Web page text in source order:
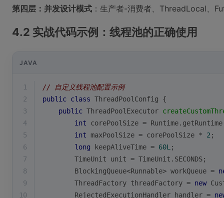
第四层：并发设计模式 ：生产者-消费者、ThreadLocal、
4.2 实战代码示例：线程池的正确使用
JAVA
1
// 自定义线程池配置示例
2
public class ThreadPoolConfig
{
3
public ThreadPoolExecutor
4
int corePoolSize =
5
int maxPoolSize = corePoolSize * 2 ;
6
long keepAliveTime = 60L ;
7
        TimeUnit unit = TimeUnit.SECONDS;
8
        BlockingQueue<Runnable> workQueue =
9
        ThreadFactory threadFactory =
new
10
        RejectedExecutionHandler handler =